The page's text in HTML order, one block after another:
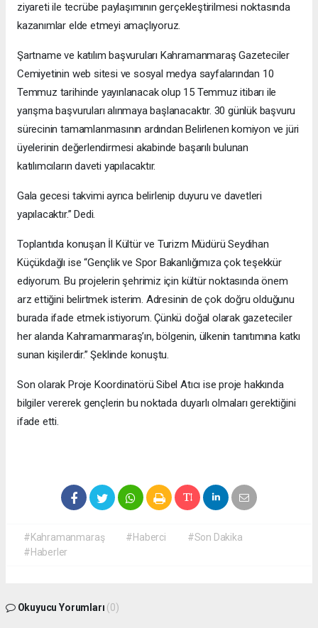
ziyareti ile tecrübe paylaşımının gerçekleştirilmesi noktasında
kazanımlar elde etmeyi amaçlıyoruz.
Şartname ve katılım başvuruları Kahramanmaraş Gazeteciler
Cemiyetinin web sitesi ve sosyal medya sayfalarından 10
Temmuz tarihinde yayınlanacak olup 15 Temmuz itibarı ile
yarışma başvuruları alınmaya başlanacaktır. 30 günlük başvuru
sürecinin tamamlanmasının ardından Belirlenen komiyon ve jüri
üyelerinin değerlendirmesi akabinde başarılı bulunan
katılımcıların daveti yapılacaktır.
Gala gecesi takvimi ayrıca belirlenip duyuru ve davetleri
yapılacaktır.” Dedi.
Toplantıda konuşan İl Kültür ve Turizm Müdürü Seydihan
Küçükdağlı ise “Gençlik ve Spor Bakanlığımıza çok teşekkür
ediyorum. Bu projelerin şehrimiz için kültür noktasında önem
arz ettiğini belirtmek isterim. Adresinin de çok doğru olduğunu
burada ifade etmek istiyorum. Çünkü doğal olarak gazeteciler
her alanda Kahramanmaraş’ın, bölgenin, ülkenin tanıtımına katkı
sunan kişilerdir.” Şeklinde konuştu.
Son olarak Proje Koordinatörü Sibel Atıcı ise proje hakkında
bilgiler vererek gençlerin bu noktada duyarlı olmaları gerektiğini
ifade etti.
#Kahramanmaraş #Haberci
#Son Dakika
#Haberler
Okuyucu Yorumları (0)